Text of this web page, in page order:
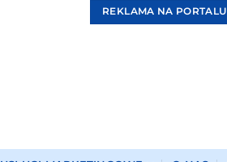
REKLAMA NA PORTALU